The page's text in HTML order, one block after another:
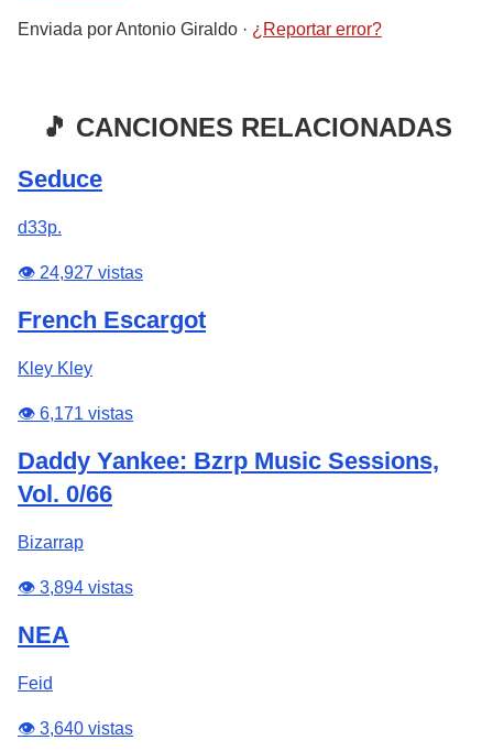
Enviada porAntonio Giraldo · ¿Reportar error?
🎵 CANCIONES RELACIONADAS
Seduce
d33p.
👁️ 24,927 vistas
French Escargot
Kley Kley
👁️ 6,171 vistas
Daddy Yankee: Bzrp Music Sessions,
Vol. 0/66
Bizarrap
👁️ 3,894 vistas
NEA
Feid
👁️ 3,640 vistas